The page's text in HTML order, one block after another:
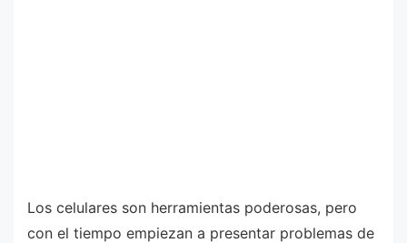
Los celulares son herramientas poderosas, pero
con el tiempo empiezan a presentar problemas de